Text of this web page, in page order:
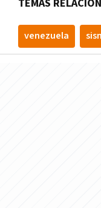
TEMAS
venezuela